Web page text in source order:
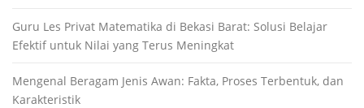
Guru Les Privat Matematika di Bekasi Barat: Solusi Belajar
Efektif untuk Nilai yang Terus Meningkat
Mengenal Beragam Jenis Awan: Fakta, Proses Terbentuk, dan
Karakteristik